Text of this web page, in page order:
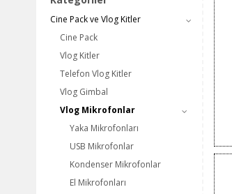
Cine Pack ve Vlog Kitler
Cine Pack
Vlog Kitler
Telefon Vlog Kitler
Vlog Gimbal
Vlog Mikrofonlar
Yaka Mikrofonları
USB Mikrofonlar
Kondenser Mikrofonlar
El Mikrofonları